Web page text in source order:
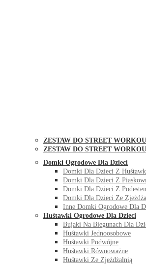
ZESTAW DO STREET
ZESTAW DO STREET
Domki Ogrodowe Dla Dzieci
Domki Dla Dzieci Z
Domki Dla Dzieci Z
Domki Dla Dzieci Z
Domki Dla Dzieci Ze
Inne Domki Ogrodowe Dla
Huśtawki Ogrodowe Dla Dzieci
Bujaki Na Biegunach Dla
Huśtawki Jednoosobowe
Huśtawki Podwójne
Huśtawki Równoważne
Huśtawki Ze Zjeżdżalnią